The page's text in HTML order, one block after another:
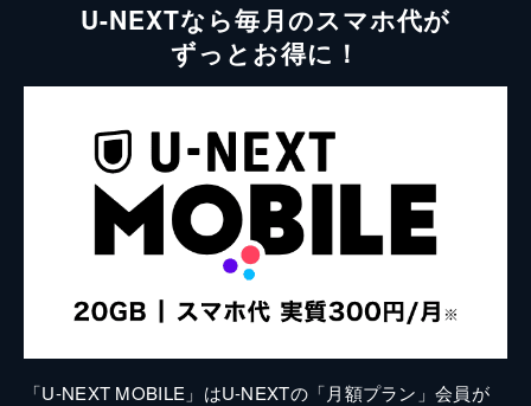
U-NEXTなら毎月のスマホ代が
ずっとお得に！
「U-NEXT MOBILE」はU-NEXTの「月額プラン」会員が